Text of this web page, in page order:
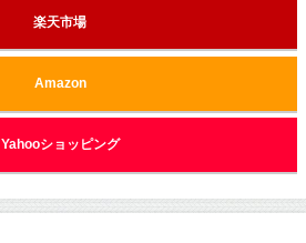
楽天市場
Amazon
Yahooショッピング